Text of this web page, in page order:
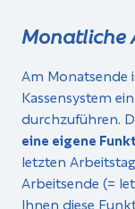
Monatliche
Am Monatsende
Kassensystem
durchzuführen.
eine eigene
letzten
Arbeitsende (=
Ihnen diese